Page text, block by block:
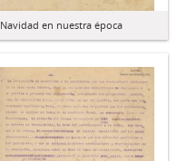
Navidad en nuestra época